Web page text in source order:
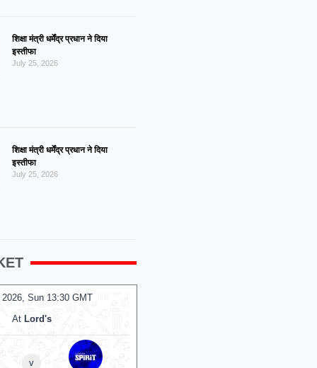
शिक्षा मंत्री धर्मेंद्र प्रधान ने दिया
इस्तीफा
July 25, 2026
शिक्षा मंत्री धर्मेंद्र प्रधान ने दिया
इस्तीफा
July 25, 2026
2026, Sun 13:30 GMT
At Lord's
v